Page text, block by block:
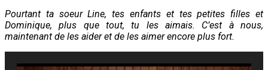
Pourtant ta soeur Line, tes enfants et tes petites filles et
Dominique, plus que tout, tu les aimais. C’est à nous,
maintenant de les aider et de les aimer encore plus fort.